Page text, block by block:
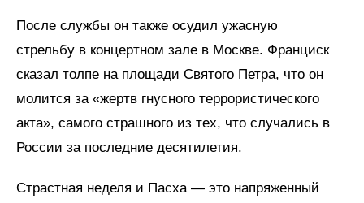
После службы он также осудил ужасную
стрельбу в концертном зале в Москве. Франциск
сказал толпе на площади Святого Петра, что он
молится за «жертв гнусного террористического
акта», самого страшного из тех, что случались в
России за последние десятилетия.
Страстная неделя и Пасха — это напряженный